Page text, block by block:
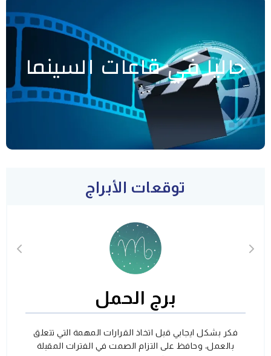
حاليا في قاعات السينما
توقعات الأبراج
برج الحمل
فكر بشكل ايجابي قبل اتخاذ القرارات المهمة التي تتعلق
بالعمل، وحافظ على التزام الصمت في الفترات المقبلة